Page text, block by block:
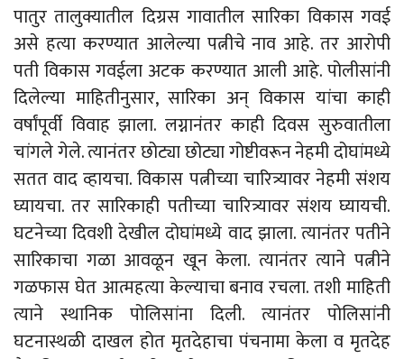
पातुर तालुक्यातील दिग्रस गावातील सारिका विकास गवई
असे हत्या करण्यात आलेल्या पत्नीचे नाव आहे. तर आरोपी
पती विकास गवईला अटक करण्यात आली आहे. पोलीसांनी
दिलेल्या माहितीनुसार, सारिका अन् विकास यांचा काही
वर्षांपूर्वी विवाह झाला. लग्नानंतर काही दिवस सुरुवातीला
चांगले गेले. त्यानंतर छोट्या छोट्या गोष्टीवरून नेहमी दोघांमध्ये
सतत वाद व्हायचा. विकास पत्नीच्या चारित्र्यावर नेहमी संशय
घ्यायचा. तर सारिकाही पतीच्या चारित्र्यावर संशय घ्यायची.
घटनेच्या दिवशी देखील दोघांमध्ये वाद झाला. त्यानंतर पतीने
सारिकाचा गळा आवळून खून केला. त्यानंतर त्याने पत्नीने
गळफास घेत आत्महत्या केल्याचा बनाव रचला. तशी माहिती
त्याने स्थानिक पोलिसांना दिली. त्यानंतर पोलिसांनी
घटनास्थळी दाखल होत मृतदेहाचा पंचनामा केला व मृतदेह